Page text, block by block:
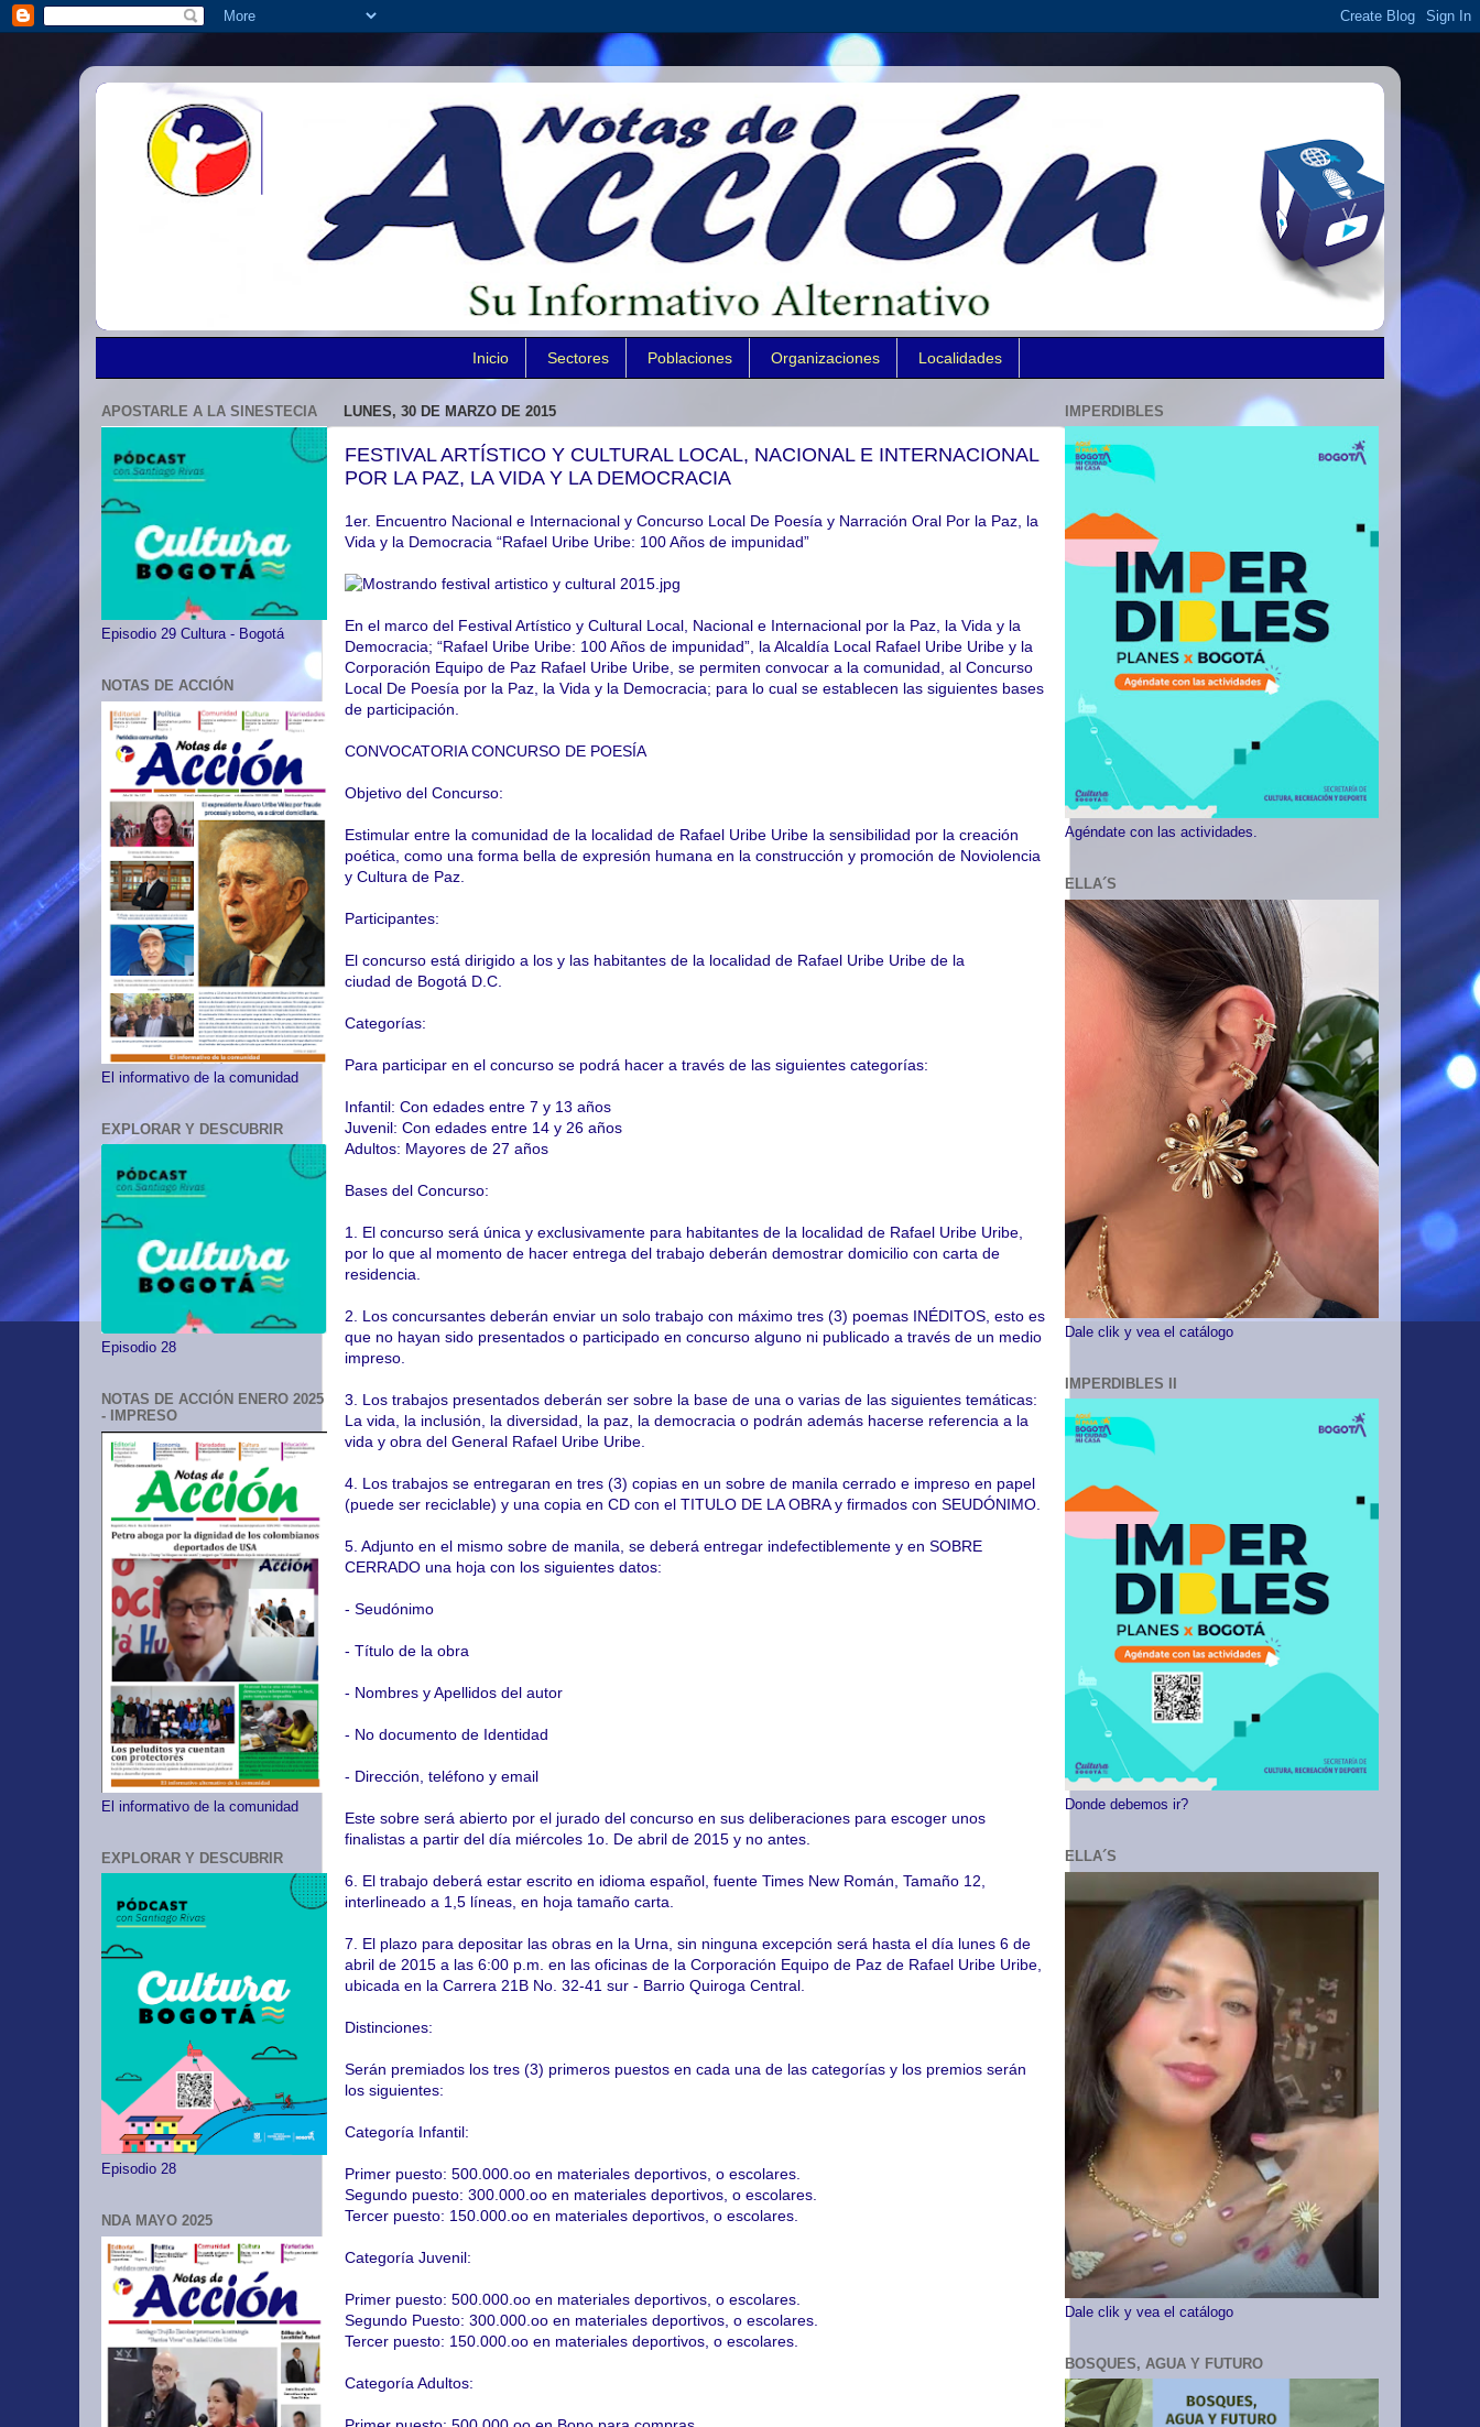
Inicio Sectores Poblaciones Organizaciones Localidades
LUNES, 30 DE MARZO DE 2015
FESTIVAL ARTÍSTICO Y CULTURAL LOCAL, NACIONAL E INTERNACIONAL
POR LA PAZ, LA VIDA Y LA DEMOCRACIA
1er. Encuentro Nacional e Internacional y Concurso Local De Poesía y Narración Oral Por la Paz, la
Vida y la Democracia “Rafael Uribe Uribe: 100 Años de impunidad”
En el marco del Festival Artístico y Cultural Local, Nacional e Internacional por la Paz, la Vida y la
Democracia; “Rafael Uribe Uribe: 100 Años de impunidad”, la Alcaldía Local Rafael Uribe Uribe y la
Corporación Equipo de Paz Rafael Uribe Uribe, se permiten convocar a la comunidad, al Concurso
Local De Poesía por la Paz, la Vida y la Democracia; para lo cual se establecen las siguientes bases
de participación.
CONVOCATORIA CONCURSO DE POESÍA
Objetivo del Concurso:
Estimular entre la comunidad de la localidad de Rafael Uribe Uribe la sensibilidad por la creación
poética, como una forma bella de expresión humana en la construcción y promoción de Noviolencia
y Cultura de Paz.
Participantes:
El concurso está dirigido a los y las habitantes de la localidad de Rafael Uribe Uribe de la
ciudad de Bogotá D.C.
Categorías:
Para participar en el concurso se podrá hacer a través de las siguientes categorías:
Infantil: Con edades entre 7 y 13 años
Juvenil: Con edades entre 14 y 26 años
Adultos: Mayores de 27 años
Bases del Concurso:
1. El concurso será única y exclusivamente para habitantes de la localidad de Rafael Uribe Uribe,
por lo que al momento de hacer entrega del trabajo deberán demostrar domicilio con carta de
residencia.
2. Los concursantes deberán enviar un solo trabajo con máximo tres (3) poemas INÉDITOS, esto es
que no hayan sido presentados o participado en concurso alguno ni publicado a través de un medio
impreso.
3. Los trabajos presentados deberán ser sobre la base de una o varias de las siguientes temáticas:
La vida, la inclusión, la diversidad, la paz, la democracia o podrán además hacerse referencia a la
vida y obra del General Rafael Uribe Uribe.
4. Los trabajos se entregaran en tres (3) copias en un sobre de manila cerrado e impreso en papel
(puede ser reciclable) y una copia en CD con el TITULO DE LA OBRA y firmados con SEUDÓNIMO.
5. Adjunto en el mismo sobre de manila, se deberá entregar indefectiblemente y en SOBRE
CERRADO una hoja con los siguientes datos:
- Seudónimo
- Título de la obra
- Nombres y Apellidos del autor
- No documento de Identidad
- Dirección, teléfono y email
Este sobre será abierto por el jurado del concurso en sus deliberaciones para escoger unos
finalistas a partir del día miércoles 1o. De abril de 2015 y no antes.
6. El trabajo deberá estar escrito en idioma español, fuente Times New Román, Tamaño 12,
interlineado a 1,5 líneas, en hoja tamaño carta.
7. El plazo para depositar las obras en la Urna, sin ninguna excepción será hasta el día lunes 6 de
abril de 2015 a las 6:00 p.m. en las oficinas de la Corporación Equipo de Paz de Rafael Uribe Uribe,
ubicada en la Carrera 21B No. 32-41 sur - Barrio Quiroga Central.
Distinciones:
Serán premiados los tres (3) primeros puestos en cada una de las categorías y los premios serán
los siguientes:
Categoría Infantil:
Primer puesto: 500.000.oo en materiales deportivos, o escolares.
Segundo puesto: 300.000.oo en materiales deportivos, o escolares.
Tercer puesto: 150.000.oo en materiales deportivos, o escolares.
Categoría Juvenil:
Primer puesto: 500.000.oo en materiales deportivos, o escolares.
Segundo Puesto: 300.000.oo en materiales deportivos, o escolares.
Tercer puesto: 150.000.oo en materiales deportivos, o escolares.
Categoría Adultos:
APOSTARLE A LA SINESTECIA
Episodio 29 Cultura - Bogotá
NOTAS DE ACCIÓN
El informativo de la comunidad
EXPLORAR Y DESCUBRIR
Episodio 28
NOTAS DE ACCIÓN ENERO 2025
- IMPRESO
El informativo de la comunidad
EXPLORAR Y DESCUBRIR
Episodio 28
NDA MAYO 2025
IMPERDIBLES
Agéndate con las actividades.
ELLA´S
Dale clik y vea el catálogo
IMPERDIBLES II
Donde debemos ir?
ELLA´S
Dale clik y vea el catálogo
BOSQUES, AGUA Y FUTURO